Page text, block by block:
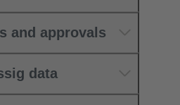
and approvals
data